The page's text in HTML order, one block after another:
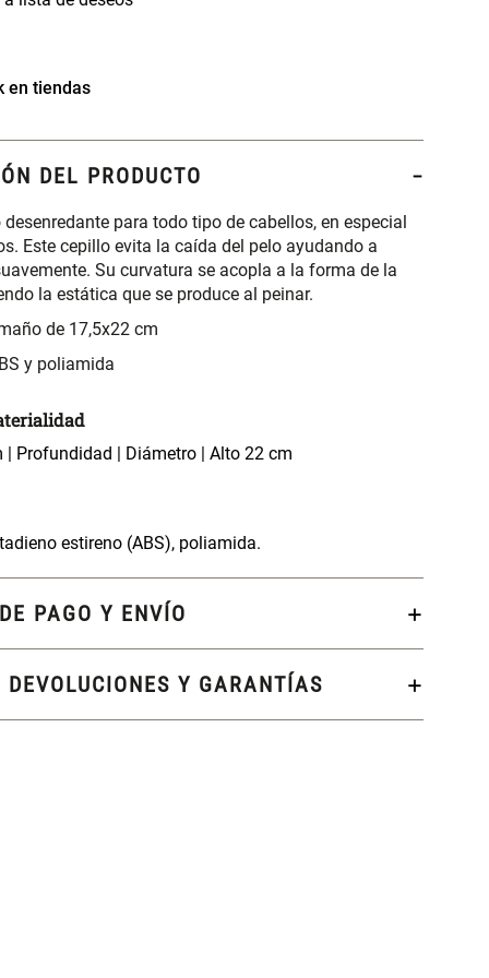
en tiendas
DEL PRODUCTO
desenredante para todo tipo de cabellos, en especial
Este cepillo evita la caída del pelo ayudando a
Su curvatura se acopla a la forma de la
la estática que se produce al peinar.
de 17,5x22 cm
y poliamida
| Profundidad | Diámetro | Alto 22 cm
estireno (ABS), poliamida.
PAGO Y ENVÍO
Y GARANTÍAS